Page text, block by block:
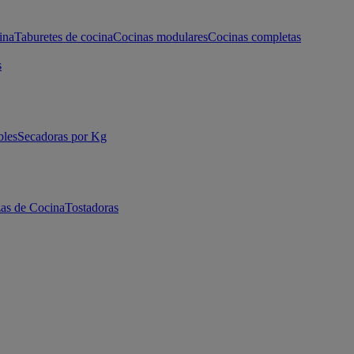
Taburetes de cocinaCocinas modularesCocinas completas
Secadoras por Kg
de CocinaTostadoras